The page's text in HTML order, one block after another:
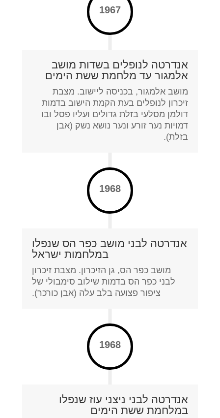
1967
אנדרטה לנופלים בשדות מושב
אלמגור עד מלחמת ששת הימים
מושב אלמגור, בכניסה ליישוב. מצבת
זיכרון לנופלים בעת הקמת הישוב בדמות
דולמן מסלעי בזלת גדולים ועליו פסל ובו
דמויות נער זורע ונער נושא נשק (אבן
בזלת).
1968
אנדרטה לבני מושב כפר הס שנפלו
במלחמות ישראל
מושב כפר הס, גן הזיכרון. מצבת זיכרון
לבני כפר הס בדמות שילוב סימבולי של
ציפור פצועה בלב עלה (אבן כורכר).
1968
אנדרטה לבני ניצני עוז שנפלו
במלחמת ששת הימים